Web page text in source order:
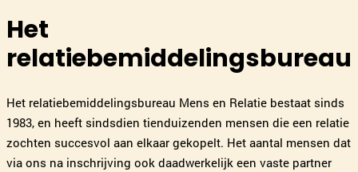
Het
relatiebemiddelingsbureau
Het relatiebemiddelingsbureau Mens en Relatie bestaat sinds
1983, en heeft sindsdien tienduizenden mensen die een relatie
zochten succesvol aan elkaar gekopelt. Het aantal mensen dat
via ons na inschrijving ook daadwerkelijk een vaste partner
040-3041062
|email
Willeke Hoek
Den Bosch